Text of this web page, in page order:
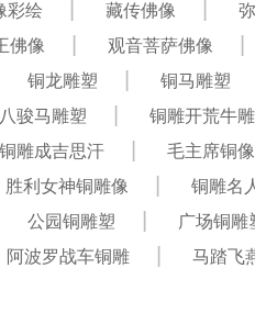
彩绘 藏传佛像
佛像 观音菩萨佛像
铜龙雕塑 铜马雕塑
骏马雕塑 铜雕开荒牛
铜雕成吉思汗 毛主席铜
胜利女神铜雕像 铜雕名
公园铜雕塑 广场铜雕
阿波罗战车铜雕 马踏飞